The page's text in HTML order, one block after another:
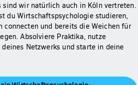
sind wir natürlich auch in Köln vertreten.
du Wirtschaftspsychologie studieren,
connecten und bereits die Weichen für
Absolviere Praktika, nutze
Netzwerks und starte in deine